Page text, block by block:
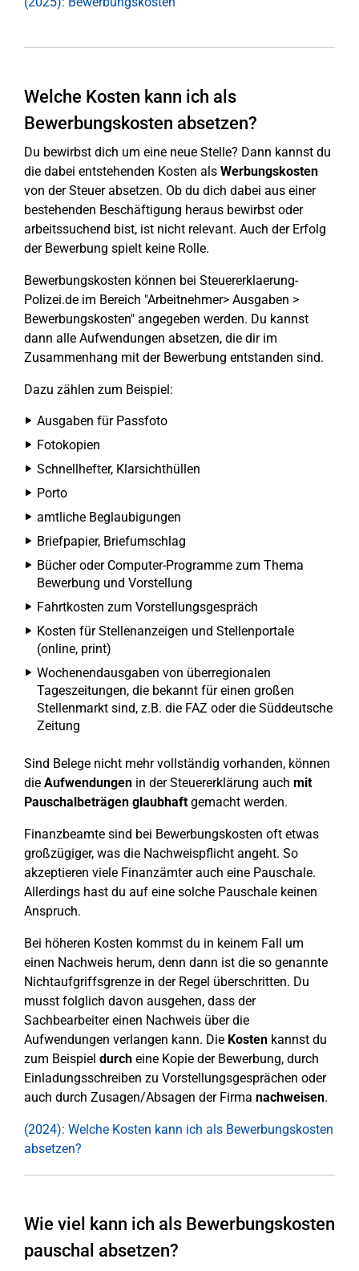
Welche Kosten kann ich als
Bewerbungskosten absetzen?
Du bewirbst dich um eine neue Stelle? Dann kannst du
die dabei entstehenden Kosten als Werbungskosten
von der Steuer absetzen. Ob du dich dabei aus einer
bestehenden Beschäftigung heraus bewirbst oder
arbeitssuchend bist, ist nicht relevant. Auch der Erfolg
der Bewerbung spielt keine Rolle.
Bewerbungskosten können bei Steuererklaerung-
Polizei.de im Bereich "Arbeitnehmer> Ausgaben >
Bewerbungskosten" angegeben werden. Du kannst
dann alle Aufwendungen absetzen, die dir im
Zusammenhang mit der Bewerbung entstanden sind.
Dazu zählen zum Beispiel:
Ausgaben für Passfoto
Fotokopien
Schnellhefter, Klarsichthüllen
Porto
amtliche Beglaubigungen
Briefpapier, Briefumschlag
Bücher oder Computer-Programme zum Thema
Bewerbung und Vorstellung
Fahrtkosten zum Vorstellungsgespräch
Kosten für Stellenanzeigen und Stellenportale
(online, print)
Wochenendausgaben von überregionalen
Tageszeitungen, die bekannt für einen großen
Stellenmarkt sind, z.B. die FAZ oder die Süddeutsche
Zeitung
Sind Belege nicht mehr vollständig vorhanden, können
die Aufwendungen in der Steuererklärung auch mit
Pauschalbeträgen glaubhaftgemacht werden.
Finanzbeamte sind bei Bewerbungskosten oft etwas
großzügiger, was die Nachweispflicht angeht. So
akzeptieren viele Finanzämter auch eine Pauschale.
Allerdings hast du auf eine solche Pauschale keinen
Anspruch.
Bei höheren Kosten kommst du in keinem Fall um
einen Nachweis herum, denn dann ist die so genannte
Nichtaufgriffsgrenze in der Regel überschritten. Du
musst folglich davon ausgehen, dass der
Sachbearbeiter einen Nachweis über die
Aufwendungen verlangen kann. Die Kosten kannst du
zum Beispiel durch eine Kopie der Bewerbung, durch
Einladungsschreiben zu Vorstellungsgesprächen oder
auch durch Zusagen/Absagen der Firma nachweisen.
(2024): Welche Kosten kann ich als Bewerbungskosten
absetzen?
Wie viel kann ich als Bewerbungskosten
pauschal absetzen?